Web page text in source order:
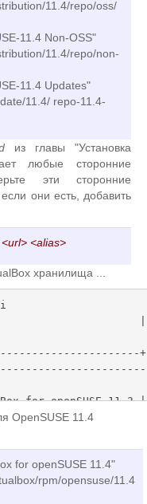
11.4/repo/oss/
11.4 Non-OSS"
11.4/repo/non-
11.4 Updates"
11.4/ repo-11.4-
из главы "Установка
любые сторонние
эти сторонние
они есть, добавить
<alias>
хранилища ...
|
for openSUSE 11.3
virtualbox/rpm/
OpenSUSE 11.4
for openSUSE 11.4"
rpm/opensuse/11.4